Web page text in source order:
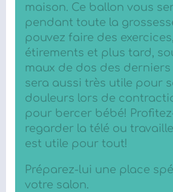
maison. Ce ballon vous
pendant toute la
pouvez faire des
étirements et plus tard,
maux de dos des derniers
sera aussi très utile pour
douleurs lors de
pour bercer bébé!
regarder la télé ou
est utile pour tout!
Préparez-lui une place
votre salon.